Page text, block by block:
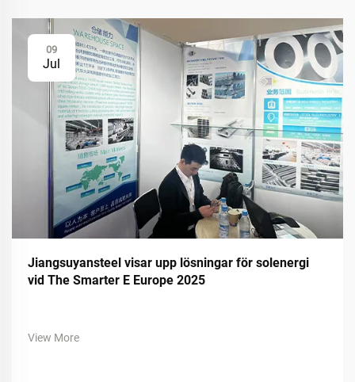
09
Jul
Jiangsuyansteel visar upp lösningar för solenergi
vid The Smarter E Europe 2025
View More